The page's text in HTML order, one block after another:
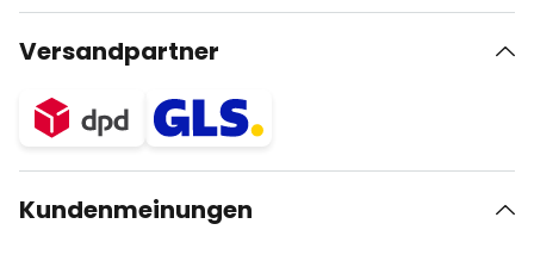
Versandpartner
Kundenmeinungen